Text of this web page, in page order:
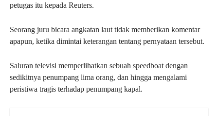
petugas itu kepada Reuters.
Seorang juru bicara angkatan laut tidak memberikan komentar
apapun, ketika dimintai keterangan tentang pernyataan tersebut.
Saluran televisi memperlihatkan sebuah speedboat dengan
sedikitnya penumpang lima orang, dan hingga mengalami
peristiwa tragis terhadap penumpang kapal.